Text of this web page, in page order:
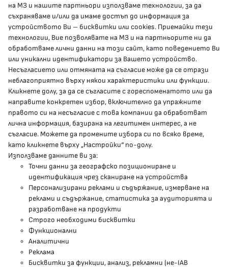
КОНТАКТИ
гр.София, 1000, пл. „Света Неделя“ №5
delovodstvo@mh.government.bg
presscenter@mh.government.bg
МЗ В СОЦИАЛНИТЕ МРЕЖИ
Facebook страница
Instragram профил
YouTube канал
Threads профил
Карта на сайта
Бисквитки
на МЗ и нашите партньори използваме технологии, за да
съхраняваме и/или да имаме достъп до информация за
устройството Ви – бисквитки или cookies. Приемайки тези
технологии, Вие позволявате на МЗ и на партньорите ни да
обработваме лични данни на този сайт, като поведението Ви
или уникални идентификатори за Вашето устройство.
Несъгласието или отмяната на съгласие може да се отрази
неблагоприятно върху някои характеристики или функции.
Кликнете долу, за да се съгласите с гореспоменатото или да
направите конкретен избор, включително да упражните
правото си на несъгласие с това компании да обработват
лична информация, базирана на легитимен интерес, а не
съгласие. Можете да промените избора си по всяко време,
като кликнете върху „Настройки“ по-долу.
Използваме данните ви за:
Точни данни за географско позициониране и
идентификация чрез сканиране на устройства
Персонализирани реклами и съдържание, измерване на
реклами и съдържание, статистика за аудиторията и
разработване на продукти
Строго необходими бисквитки
Функционални
Аналитични
Реклама
Бисквитки за функции, анализ, рекламни (не-IAB